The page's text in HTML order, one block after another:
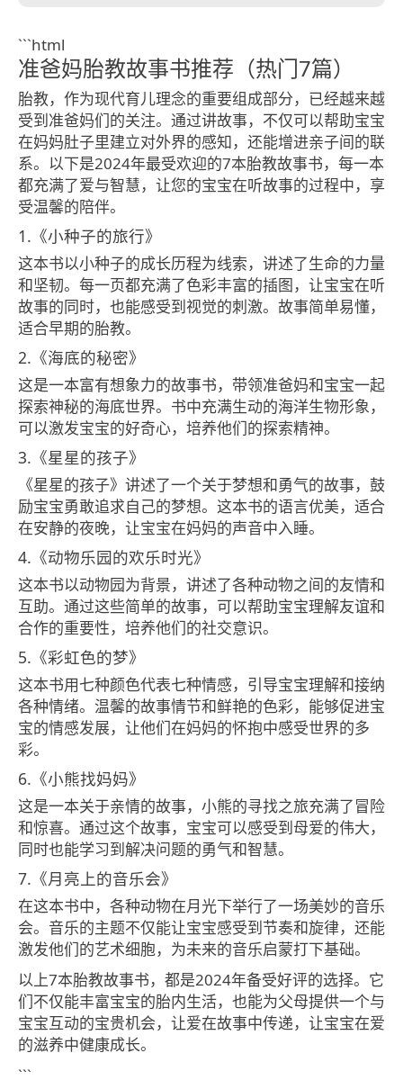
```html
准爸妈胎教故事书推荐（热门7篇）
胎教，作为现代育儿理念的重要组成部分，已经越来越
受到准爸妈们的关注。通过讲故事，不仅可以帮助宝宝
在妈妈肚子里建立对外界的感知，还能增进亲子间的联
系。以下是2024年最受欢迎的7本胎教故事书，每一本
都充满了爱与智慧，让您的宝宝在听故事的过程中，享
受温馨的陪伴。
1.《小种子的旅行》
这本书以小种子的成长历程为线索，讲述了生命的力量
和坚韧。每一页都充满了色彩丰富的插图，让宝宝在听
故事的同时，也能感受到视觉的刺激。故事简单易懂，
适合早期的胎教。
2.《海底的秘密》
这是一本富有想象力的故事书，带领准爸妈和宝宝一起
探索神秘的海底世界。书中充满生动的海洋生物形象，
可以激发宝宝的好奇心，培养他们的探索精神。
3.《星星的孩子》
《星星的孩子》讲述了一个关于梦想和勇气的故事，鼓
励宝宝勇敢追求自己的梦想。这本书的语言优美，适合
在安静的夜晚，让宝宝在妈妈的声音中入睡。
4.《动物乐园的欢乐时光》
这本书以动物园为背景，讲述了各种动物之间的友情和
互助。通过这些简单的故事，可以帮助宝宝理解友谊和
合作的重要性，培养他们的社交意识。
5.《彩虹色的梦》
这本书用七种颜色代表七种情感，引导宝宝理解和接纳
各种情绪。温馨的故事情节和鲜艳的色彩，能够促进宝
宝的情感发展，让他们在妈妈的怀抱中感受世界的多
彩。
6.《小熊找妈妈》
这是一本关于亲情的故事，小熊的寻找之旅充满了冒险
和惊喜。通过这个故事，宝宝可以感受到母爱的伟大，
同时也能学习到解决问题的勇气和智慧。
7.《月亮上的音乐会》
在这本书中，各种动物在月光下举行了一场美妙的音乐
会。音乐的主题不仅能让宝宝感受到节奏和旋律，还能
激发他们的艺术细胞，为未来的音乐启蒙打下基础。
以上7本胎教故事书，都是2024年备受好评的选择。它
们不仅能丰富宝宝的胎内生活，也能为父母提供一个与
宝宝互动的宝贵机会，让爱在故事中传递，让宝宝在爱
的滋养中健康成长。
```